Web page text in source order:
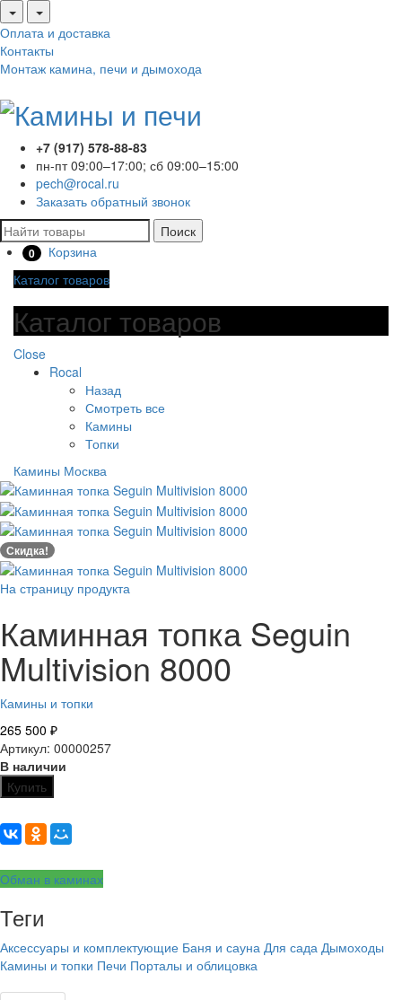
Оплата и доставка
Контакты
Монтаж камина, печи и дымохода
+7 (917) 578-88-83
пн-пт 09:00–17:00; сб 09:00–15:00
pech@rocal.ru
Заказать обратный звонок
Поиск
0
Корзина
Каталог товаров
Каталог товаров
Close
Rocal
Назад
Смотреть все
Камины
Топки
Камины Москва
Скидка!
На страницу продукта
Каминная топка Seguin
Multivision 8000
Камины и топки
265 500 ₽
Артикул: 00000257
В наличии
Купить
Обман в каминах
Теги
Аксессуары и комплектующие Баня и сауна Для сада Дымоходы
Камины и топки Печи Порталы и облицовка